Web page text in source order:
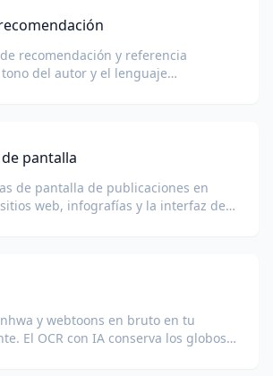
recomendación y referencia
del autor y el lenguaje
pantalla
de pantalla de publicaciones en
web, infografías y la interfaz de
y webtoons en bruto en tu
El OCR con IA conserva los globos